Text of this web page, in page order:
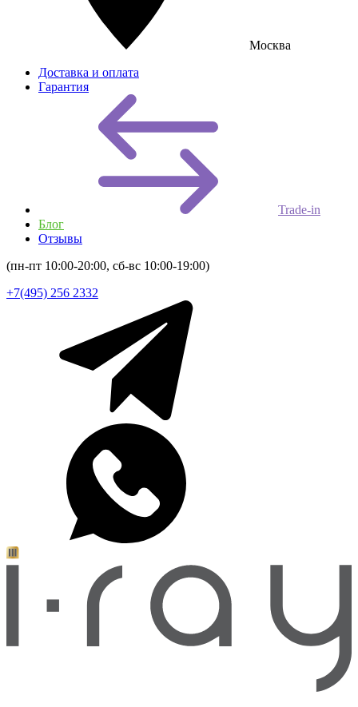
Москва
Доставка и оплата
Гарантия
Trade-in
Блог
Отзывы
(пн-пт 10:00-20:00, сб-вс 10:00-19:00)
+7(495) 256 2332